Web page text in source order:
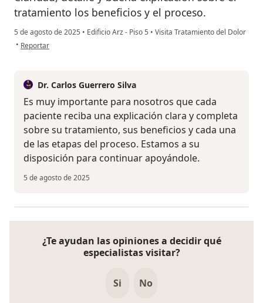
tratamiento los beneficios y el proceso.
5 de agosto de 2025 • Edificio Arz - Piso 5 • Visita Tratamiento del Dolor
• en opinión del usuario S.R
Reportar
Dr. Carlos Guerrero Silva
Es muy importante para nosotros que cada
paciente reciba una explicación clara y completa
sobre su tratamiento, sus beneficios y cada una
de las etapas del proceso. Estamos a su
disposición para continuar apoyándole.
5 de agosto de 2025
¿Te ayudan las opiniones a decidir qué
especialistas visitar?
Si No